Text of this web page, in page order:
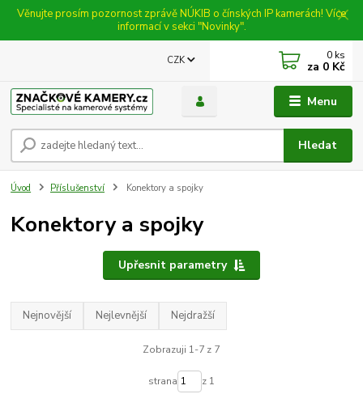
Věnujte prosím pozornost zprávě NÚKIB o čínských IP kamerách! Více
informací v sekci "Novinky".
Menu
CZK
Hledat
0 ks
za 0 Kč
Úvod Příslušenství Konektory a spojky
Konektory a spojky
Upřesnit parametry
Nejnovější Nejlevnější Nejdražší
Zobrazuji 1-7 z 7
strana z 1